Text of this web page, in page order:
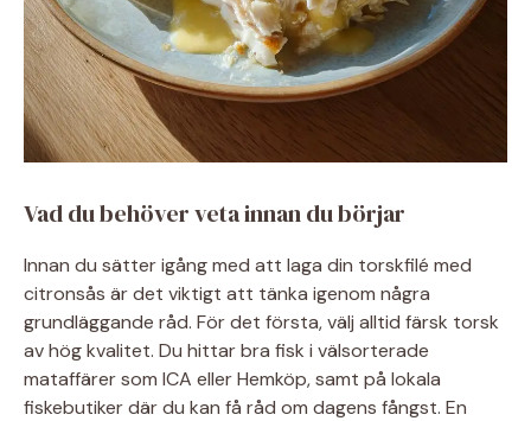
Vad du behöver veta innan du börjar
Innan du sätter igång med att laga din torskfilé med
citronsås är det viktigt att tänka igenom några
grundläggande råd. För det första, välj alltid färsk torsk
av hög kvalitet. Du hittar bra fisk i välsorterade
mataffärer som ICA eller Hemköp, samt på lokala
fiskebutiker där du kan få råd om dagens fångst. En